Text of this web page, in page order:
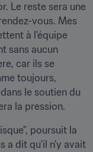
Le reste sera une
vous. Mes
à l'équipe
sans aucun
car ils se
toujours,
le soutien du
la pression.
poursuit la
a dit qu'il n'y avait